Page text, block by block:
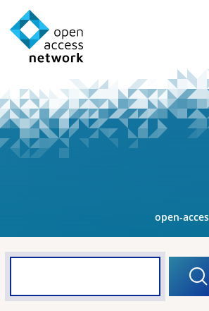
open-